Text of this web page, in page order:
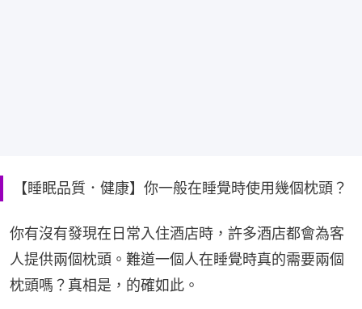
【睡眠品質．健康】你一般在睡覺時使用幾個枕頭？
你有沒有發現在日常入住酒店時，許多酒店都會為客
人提供兩個枕頭。難道一個人在睡覺時真的需要兩個
枕頭嗎？真相是，的確如此。